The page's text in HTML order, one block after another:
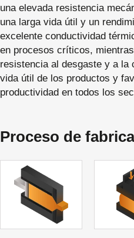
una elevada resistencia
una larga vida útil y un
excelente conductividad
en procesos críticos,
resistencia al desgaste y a la
vida útil de los productos y
productividad en todos los
Proceso de